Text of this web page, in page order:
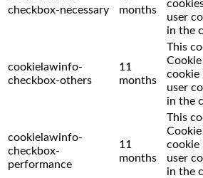
checkbox-necessary
months
user
in the
cookielawinfo-
checkbox-others
11
months
This
cookie
user
in the
cookielawinfo-
checkbox-
performance
11
months
This
cookie
user
in the